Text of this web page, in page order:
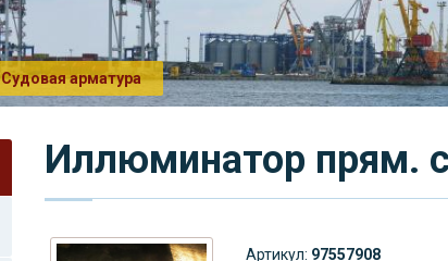
Судовая арматура
Иллюминатор прям.
Артикул: 97557908